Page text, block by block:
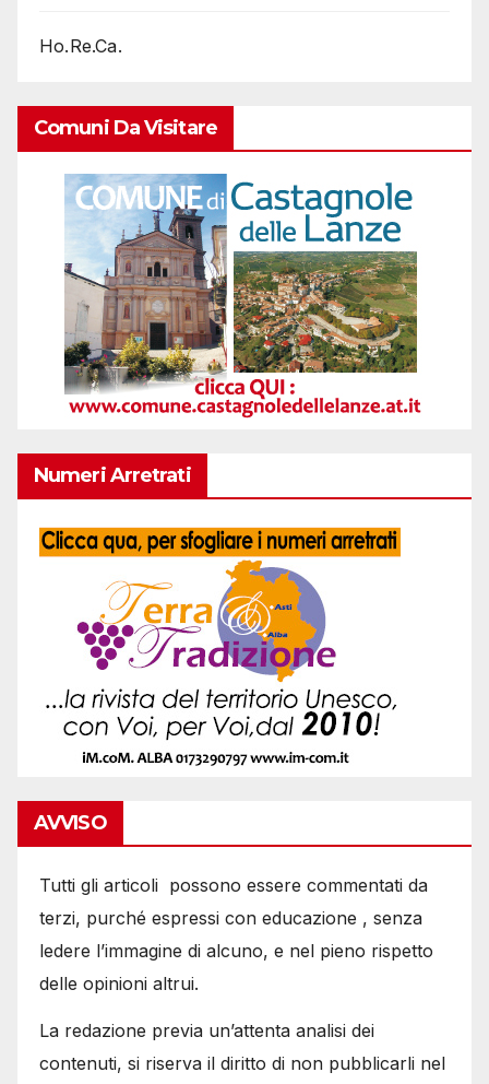
Ho.Re.Ca.
Comuni Da Visitare
Numeri Arretrati
AVVISO
Tutti gli articoli possono essere commentati da
terzi, purché espressi con educazione , senza
ledere l’immagine di alcuno, e nel pieno rispetto
delle opinioni altrui.
La redazione previa un’attenta analisi dei
contenuti, si riserva il diritto di non pubblicarli nel